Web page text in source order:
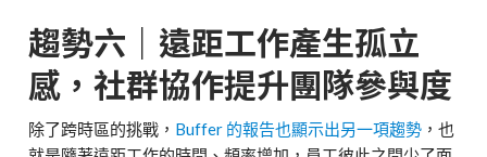
趨勢六｜遠距工作產生孤立
感，社群協作提升團隊參與度
除了跨時區的挑戰， Buffer 的報告也顯示出另一項趨勢 ，也